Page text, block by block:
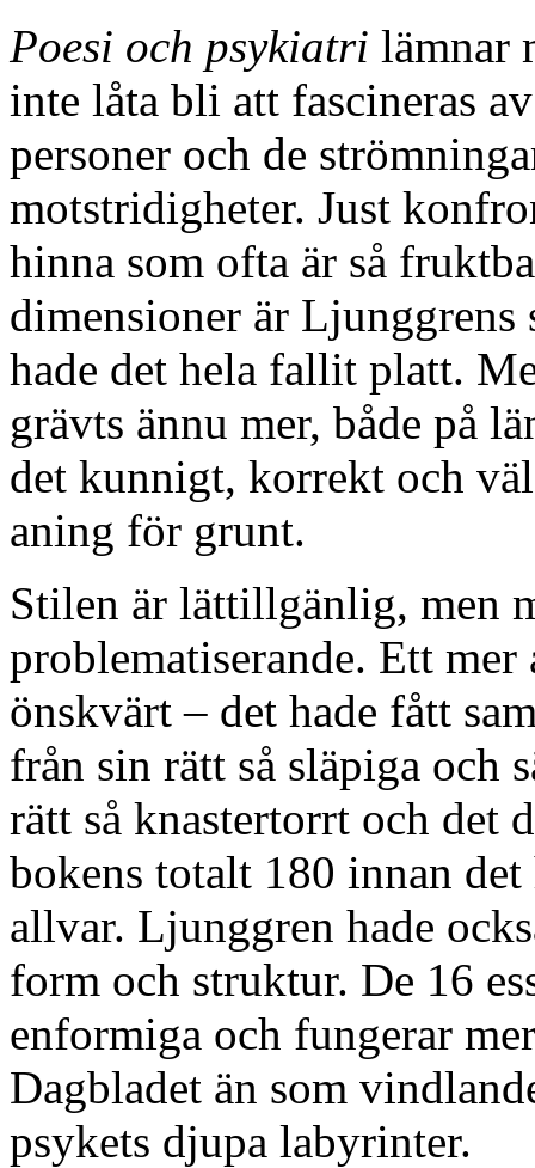
Poesi och psykiatri lämnar
inte låta bli att fascineras
personer och de
motstridigheter. Just
hinna som ofta är så
dimensioner är
hade det hela fallit platt.
grävts ännu mer, både på
det kunnigt, korrekt och
aning för grunt.
Stilen är lättillgänlig, men
problematiserande. Ett
önskvärt – det hade fått
från sin rätt så släpiga och
rätt så knastertorrt och det
bokens totalt 180 innan
allvar. Ljunggren hade
form och struktur. De 16
enformiga och fungerar
Dagbladet än som
psykets djupa labyrinter.